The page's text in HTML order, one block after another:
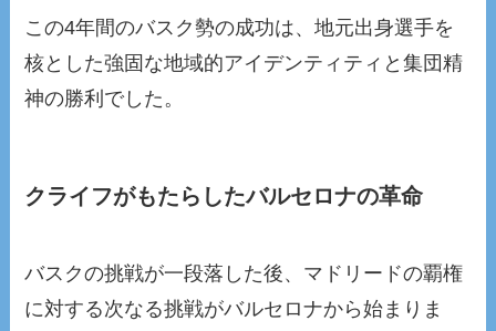
この4年間のバスク勢の成功は、地元出身選手を
核とした強固な地域的アイデンティティと集団精
神の勝利でした。
クライフがもたらしたバルセロナの革命
バスクの挑戦が一段落した後、マドリードの覇権
に対する次なる挑戦がバルセロナから始まりま